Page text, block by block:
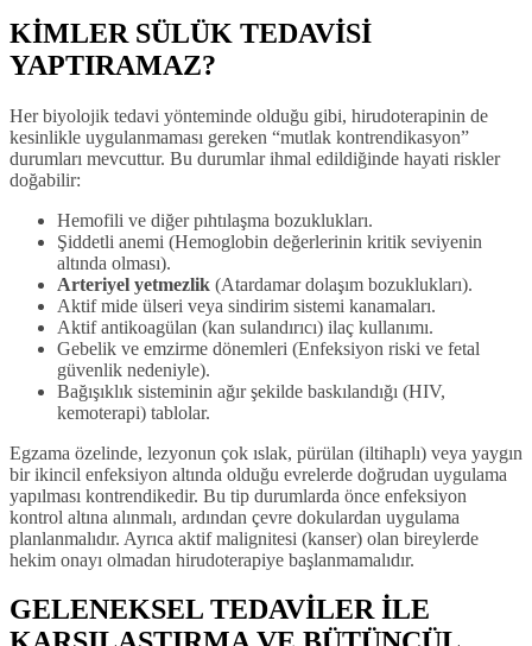
KİMLER SÜLÜK TEDAVİSİ
YAPTIRAMAZ?
Her biyolojik tedavi yönteminde olduğu gibi, hirudoterapinin de
kesinlikle uygulanmaması gereken “mutlak kontrendikasyon”
durumları mevcuttur. Bu durumlar ihmal edildiğinde hayati riskler
doğabilir:
Hemofili ve diğer pıhtılaşma bozuklukları.
Şiddetli anemi (Hemoglobin değerlerinin kritik seviyenin
altında olması).
Arteriyel yetmezlik (Atardamar dolaşım bozuklukları).
Aktif mide ülseri veya sindirim sistemi kanamaları.
Aktif antikoagülan (kan sulandırıcı) ilaç kullanımı.
Gebelik ve emzirme dönemleri (Enfeksiyon riski ve fetal
güvenlik nedeniyle).
Bağışıklık sisteminin ağır şekilde baskılandığı (HIV,
kemoterapi) tablolar.
Egzama özelinde, lezyonun çok ıslak, pürülan (iltihaplı) veya yaygın
bir ikincil enfeksiyon altında olduğu evrelerde doğrudan uygulama
yapılması kontrendikedir. Bu tip durumlarda önce enfeksiyon
kontrol altına alınmalı, ardından çevre dokulardan uygulama
planlanmalıdır. Ayrıca aktif malignitesi (kanser) olan bireylerde
hekim onayı olmadan hirudoterapiye başlanmamalıdır.
GELENEKSEL TEDAVİLER İLE